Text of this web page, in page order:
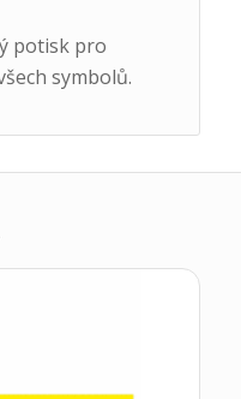
potisk pro
symbolů.